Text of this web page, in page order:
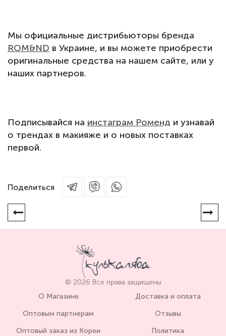
Мы официальные дистрибьюторы бренда
ROM&ND в Украине, и вы можете приобрести
оригинальные средства на нашем сайте, или у
наших партнеров.
Подписывайся на инстаграм Роменд и узнавай
о трендах в макияже и о новых поставках
первой.
Поделиться
© 2026 Все права защищены
О Магазине
Оптовым партнерам
Оптовый заказ из Кореи
Доставка и оплата
Отзывы
Политика